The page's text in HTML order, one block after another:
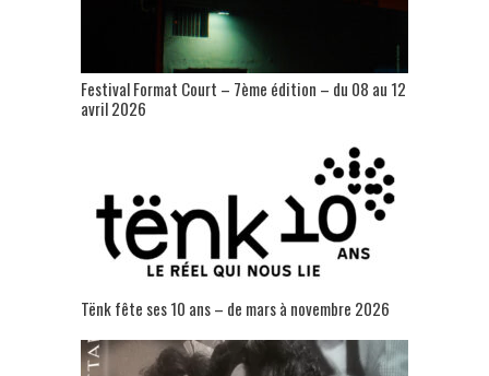
Festival Format Court – 7ème édition – du 08 au 12
avril 2026
Tënk fête ses 10 ans – de mars à novembre 2026